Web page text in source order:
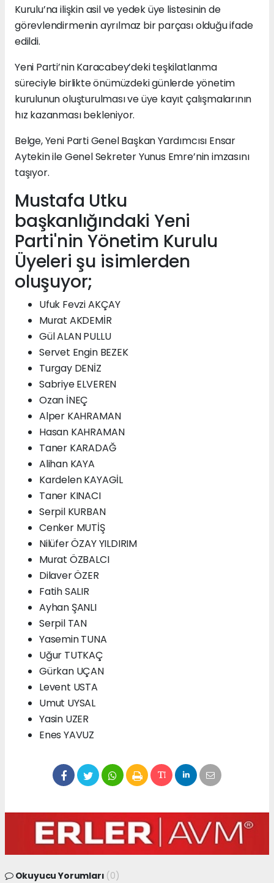
Kurulu’na ilişkin asil ve yedek üye listesinin de
görevlendirmenin ayrılmaz bir parçası olduğu ifade
edildi.
Yeni Parti’nin Karacabey’deki teşkilatlanma
süreciyle birlikte önümüzdeki günlerde yönetim
kurulunun oluşturulması ve üye kayıt çalışmalarının
hız kazanması bekleniyor.
Belge, Yeni Parti Genel Başkan Yardımcısı Ensar
Aytekin ile Genel Sekreter Yunus Emre’nin imzasını
taşıyor.
Mustafa Utku
başkanlığındaki Yeni
Parti'nin Yönetim Kurulu
Üyeleri şu isimlerden
oluşuyor;
Ufuk Fevzi AKÇAY
Murat AKDEMİR
Gül ALAN PULLU
Servet Engin BEZEK
Turgay DENİZ
Sabriye ELVEREN
Ozan İNEÇ
Alper KAHRAMAN
Hasan KAHRAMAN
Taner KARADAĞ
Alihan KAYA
Kardelen KAYAGİL
Taner KINACI
Serpil KURBAN
Cenker MUTİŞ
Nilüfer ÖZAY YILDIRIM
Murat ÖZBALCI
Dilaver ÖZER
Fatih SALIR
Ayhan ŞANLI
Serpil TAN
Yasemin TUNA
Uğur TUTKAÇ
Gürkan UÇAN
Levent USTA
Umut UYSAL
Yasin UZER
Enes YAVUZ
Okuyucu Yorumları (0)